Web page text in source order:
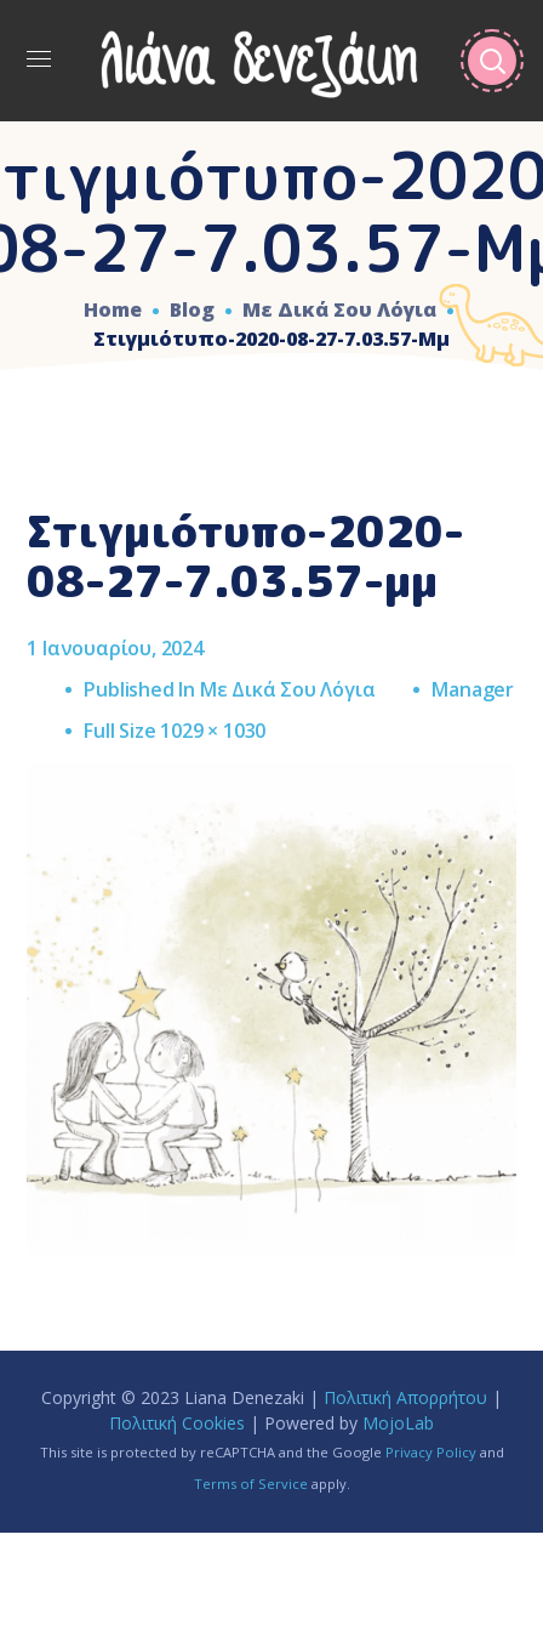
27-7.03.57-
Home Blog
Με Δικά Σου Λόγια
Στιγμιότυπο-2020-08-27-7.03.57-Μμ
Στιγμιότυπο-2020-
08-27-7.03.57-μμ
1 Ιανουαρίου, 2024
Published In Με Δικά Σου Λόγια
Manager
Full
Full Size 1029 × 1030
Copyright © 2023 Liana Denezaki | Πολιτική Απορρήτου |
Πολιτική Cookies | Powered by MojoLab
This site is protected by reCAPTCHA and the Google Privacy Policyand
Terms of Service apply.